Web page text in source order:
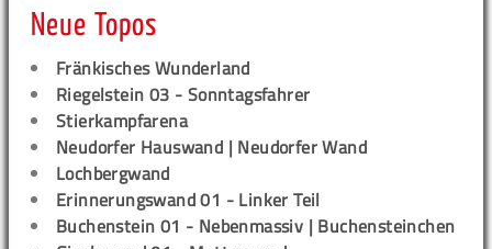
Neue Topos
Fränkisches Wunderland
Riegelstein 03 - Sonntagsfahrer
Stierkampfarena
Neudorfer Hauswand | Neudorfer Wand
Lochbergwand
Erinnerungswand 01 - Linker Teil
Buchenstein 01 - Nebenmassiv | Buchensteinchen